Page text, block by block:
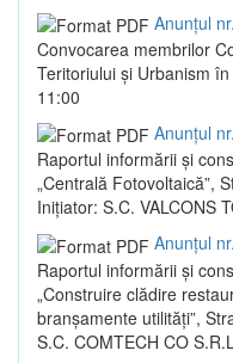
Anunțul
Convocarea membrilor
Teritoriului și Urbanism
11:00
Anunțul
Raportul informării și
„Centrală Fotovoltaică”,
Inițiator: S.C. VALCONS
Anunțul
Raportul informării și
„Construire clădire
branșamente utilități”,
S.C. COMTECH CO